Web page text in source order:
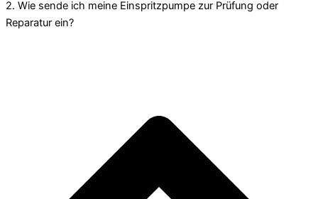
2. Wie sende ich meine Einspritzpumpe zur Prüfung oder
Reparatur ein?